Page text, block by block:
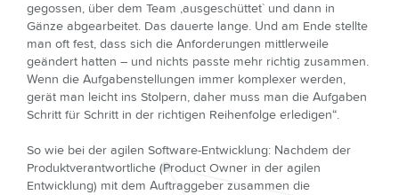
gegossen, über dem Team ‚ausgeschüttet` und dann in
Gänze abgearbeitet. Das dauerte lange. Und am Ende stellte
man oft fest, dass sich die Anforderungen mittlerweile
geändert hatten – und nichts passte mehr richtig zusammen.
Wenn die Aufgabenstellungen immer komplexer werden,
gerät man leicht ins Stolpern, daher muss man die Aufgaben
Schritt für Schritt in der richtigen Reihenfolge erledigen“.
So wie bei der agilen Software-Entwicklung: Nachdem der
Produktverantwortliche (Product Owner in der agilen
Entwicklung) mit dem Auftraggeber zusammen die